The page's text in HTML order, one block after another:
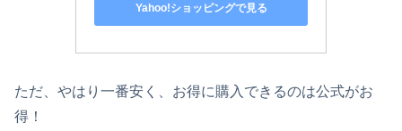
Yahoo!ショッピングで見る
ただ、やはり一番安く、お得に購入できるのは公式がお
得！